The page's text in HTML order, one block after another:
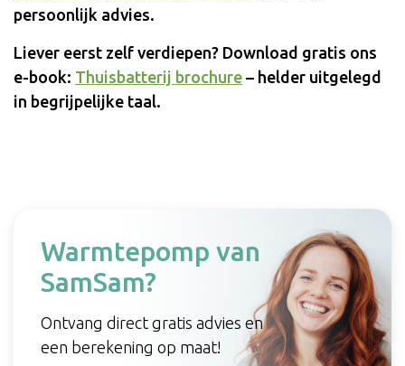
persoonlijk advies.
Liever eerst zelf verdiepen? Download gratis ons
e-book: Thuisbatterij brochure – helder uitgelegd
in begrijpelijke taal.
Warmtepomp van
SamSam?
Ontvang direct gratis advies en
een berekening op maat!